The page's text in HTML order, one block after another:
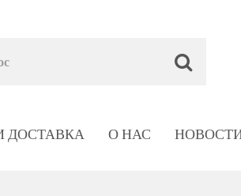
ДОСТАВКА О НАС